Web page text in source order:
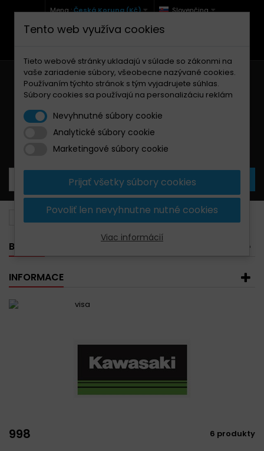
Mena :Česká Koruna (Kč) Slovenčina
+420 771 127 977 (Po-Pá, 9-12 a 13-17)
Košík0Produkty
BANNER
INFORMACE
998 6 produkty
Tento web využíva cookies
Tieto webové stránky ukladajú v súlade so zákonmi na
vaše zariadenie súbory, všeobecne nazývané cookies.
Používaním týchto stránok s tým vyjadrujete súhlas.
Súbory cookies sa používajú na personalizáciu reklám
Nevyhnutné súbory cookie
Analytické súbory cookie
Marketingové súbory cookie
Prijať všetky súbory cookies
Povoliť len nevyhnutne nutné cookies
Viac informácií